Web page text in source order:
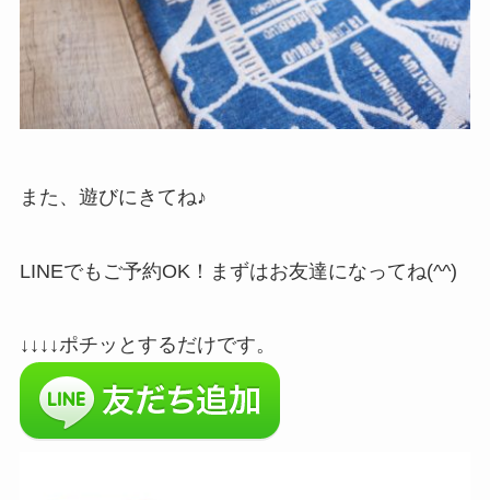
また、遊びにきてね♪
LINEでもご予約OK！まずはお友達になってね(^^)
↓↓↓↓ポチッとするだけです。